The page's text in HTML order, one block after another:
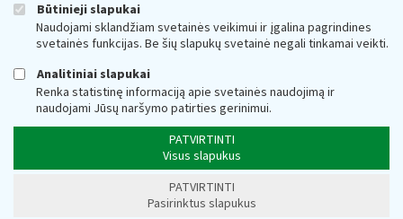
Būtinieji slapukai
Naudojami sklandžiam svetainės veikimui ir įgalina pagrindines
svetainės funkcijas. Be šių slapukų svetainė negali tinkamai veikti.
Analitiniai slapukai
Renka statistinę informaciją apie svetainės naudojimą ir
naudojami Jūsų naršymo patirties gerinimui.
PATVIRTINTI
Visus slapukus
PATVIRTINTI
Pasirinktus slapukus